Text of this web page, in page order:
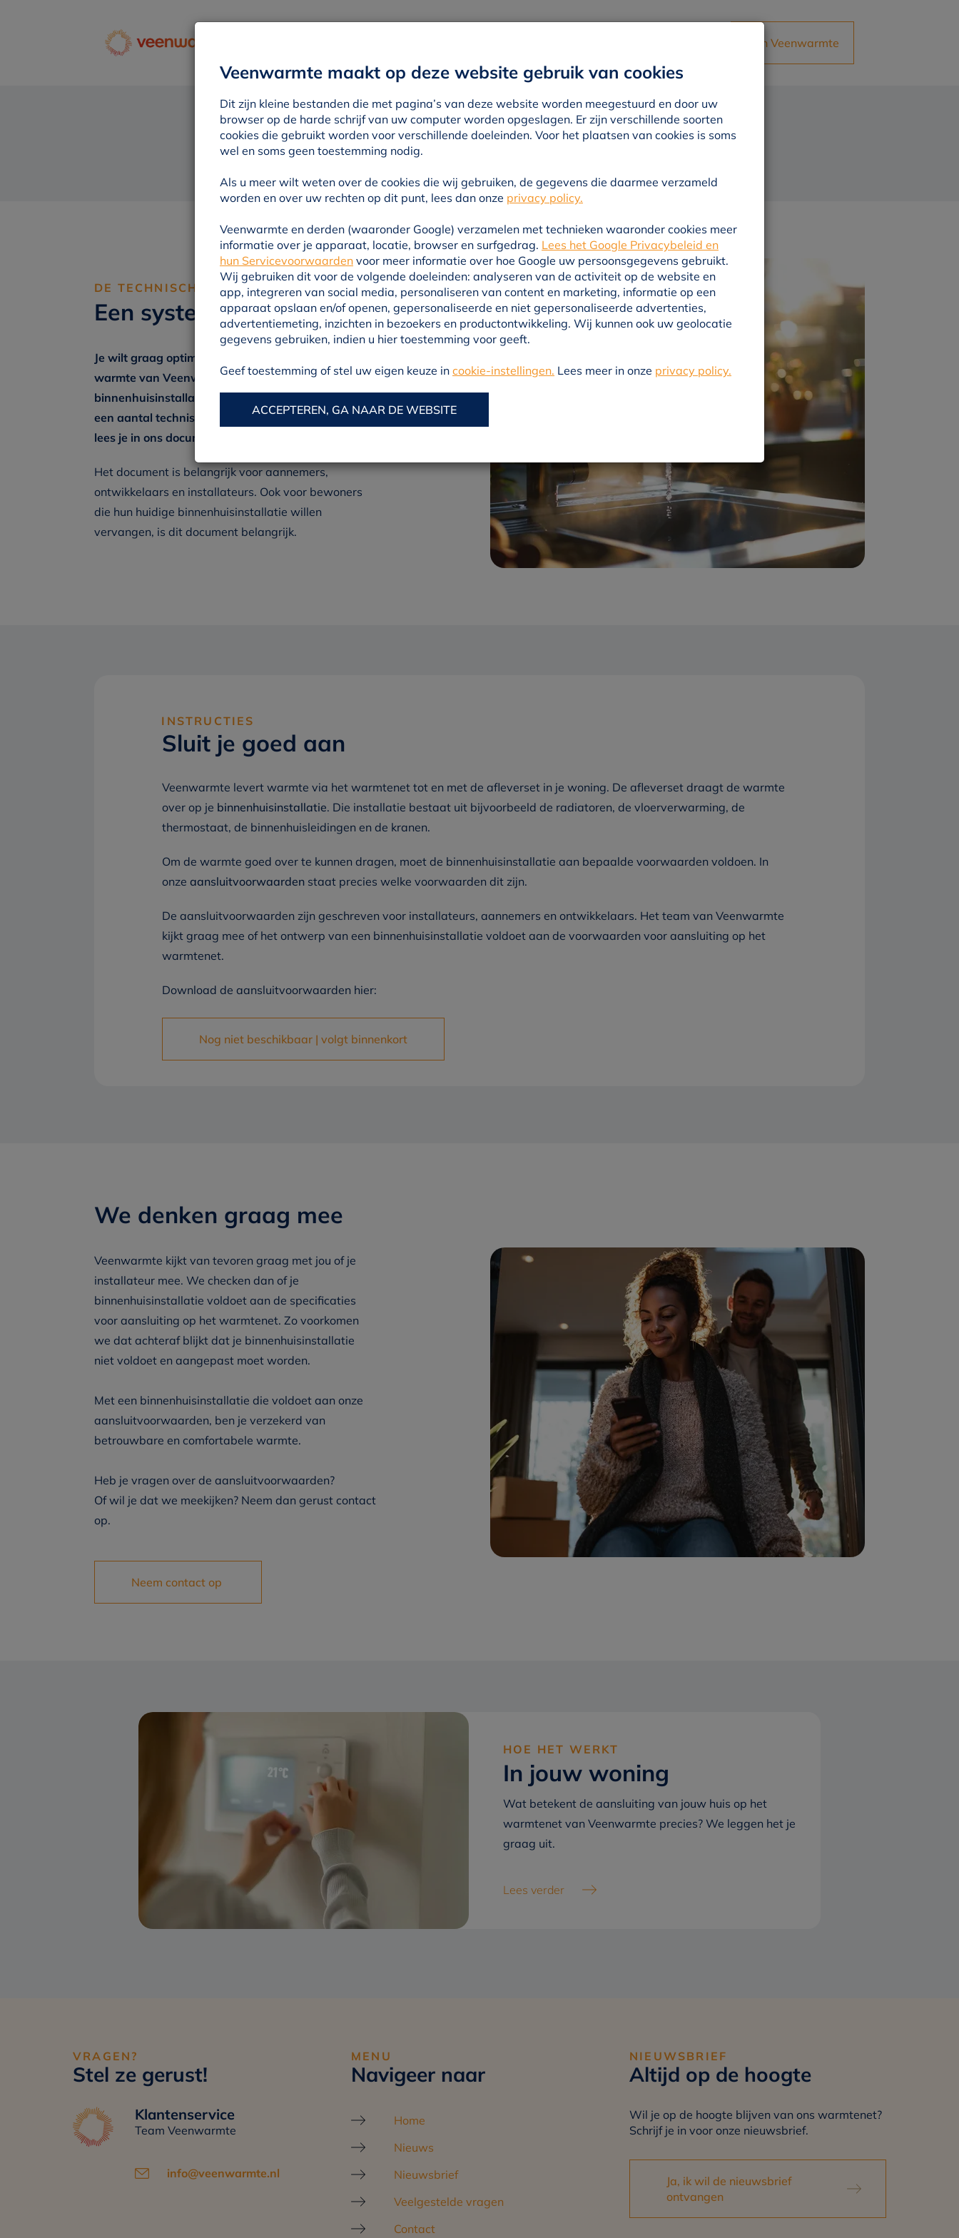
Mijn Veenwarmte
VEENWARMTE
Aansluitvoorwaarden
DE TECHNISCHE VOORWAARDEN
Een systeem dat werkt
Je wilt graag optimaal gebruik maken van de
warmte van Veenwarmte. Daarvoor moet de
binnenhuisinstallatie van je woning voldoen aan
een aantal technische voorwaarden. Welke dit zijn,
lees je in ons document met aansluitvoorwaarden.
Het document is belangrijk voor aannemers,
ontwikkelaars en installateurs. Ook voor bewoners
die hun huidige binnenhuisinstallatie willen
vervangen, is dit document belangrijk.
INSTRUCTIES
Sluit je goed aan
Veenwarmte levert warmte via het warmtenet tot en met de afleverset in je woning. De afleverset draagt de warmte
over op je binnenhuisinstallatie. Die installatie bestaat uit bijvoorbeeld de radiatoren, de vloerverwarming, de
thermostaat, de binnenhuisleidingen en de kranen.
Om de warmte goed over te kunnen dragen, moet de binnenhuisinstallatie aan bepaalde voorwaarden voldoen. In
onze aansluitvoorwaarden staat precies welke voorwaarden dit zijn.
De aansluitvoorwaarden zijn geschreven voor installateurs, aannemers en ontwikkelaars. Het team van Veenwarmte
kijkt graag mee of het ontwerp van een binnenhuisinstallatie voldoet aan de voorwaarden voor aansluiting op het
warmtenet.
Download de aansluitvoorwaarden hier:
Nog niet beschikbaar | volgt binnenkort
We denken graag mee
Veenwarmte kijkt van tevoren graag met jou of je
installateur mee. We checken dan of je
binnenhuisinstallatie voldoet aan de specificaties
voor aansluiting op het warmtenet. Zo voorkomen
we dat achteraf blijkt dat je binnenhuisinstallatie
niet voldoet en aangepast moet worden.
Met een binnenhuisinstallatie die voldoet aan onze
aansluitvoorwaarden, ben je verzekerd van
betrouwbare en comfortabele warmte.
Heb je vragen over de aansluitvoorwaarden?
Of wil je dat we meekijken? Neem dan gerust contact
op.
Neem contact op
HOE HET WERKT
In jouw woning
Wat betekent de aansluiting van jouw huis op het
warmtenet van Veenwarmte precies? We leggen het je
graag uit.
Lees verder
VRAGEN?
Stel ze gerust!
Klantenservice
Team Veenwarmte
info@veenwarmte.nl
MENU
Navigeer naar
Home
Nieuws
Nieuwsbrief
Veelgestelde vragen
Contact
NIEUWSBRIEF
Altijd op de hoogte
Wil je op de hoogte blijven van ons warmtenet?
Schrijf je in voor onze nieuwsbrief.
Ja, ik wil de nieuwsbrief
ontvangen
Veenwarmte maakt op deze website gebruik van cookies
Dit zijn kleine bestanden die met pagina’s van deze website worden meegestuurd en door uw
browser op de harde schrijf van uw computer worden opgeslagen. Er zijn verschillende soorten
cookies die gebruikt worden voor verschillende doeleinden. Voor het plaatsen van cookies is soms
wel en soms geen toestemming nodig.
Als u meer wilt weten over de cookies die wij gebruiken, de gegevens die daarmee verzameld
worden en over uw rechten op dit punt, lees dan onze privacy policy.
Veenwarmte en derden (waaronder Google) verzamelen met technieken waaronder cookies meer
informatie over je apparaat, locatie, browser en surfgedrag. Lees het Google Privacybeleid en
hun Servicevoorwaarden voor meer informatie over hoe Google uw persoonsgegevens gebruikt.
Wij gebruiken dit voor de volgende doeleinden: analyseren van de activiteit op de website en
app, integreren van social media, personaliseren van content en marketing, informatie op een
apparaat opslaan en/of openen, gepersonaliseerde en niet gepersonaliseerde advertenties,
advertentiemeting, inzichten in bezoekers en productontwikkeling. Wij kunnen ook uw geolocatie
gegevens gebruiken, indien u hier toestemming voor geeft.
Geef toestemming of stel uw eigen keuze in cookie-instellingen. Lees meer in onze privacy policy.
ACCEPTEREN, GA NAAR DE WEBSITE